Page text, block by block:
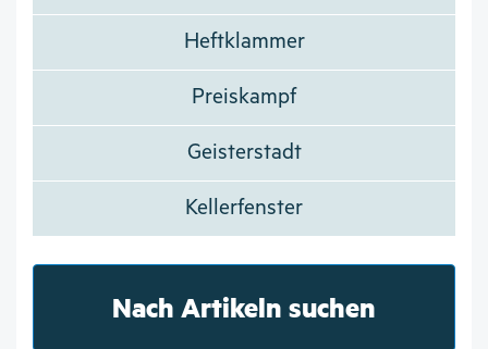
Heftklammer
Preiskampf
Geisterstadt
Kellerfenster
Nach Artikeln suchen